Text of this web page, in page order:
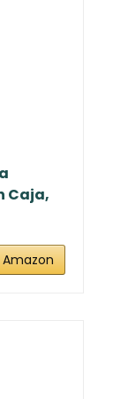
Caja,